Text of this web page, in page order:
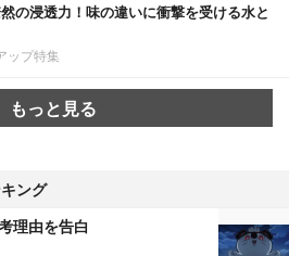
の浸透力！味の違いに衝撃を受ける水と
ップ特集
もっと見る
ング
理由を告白